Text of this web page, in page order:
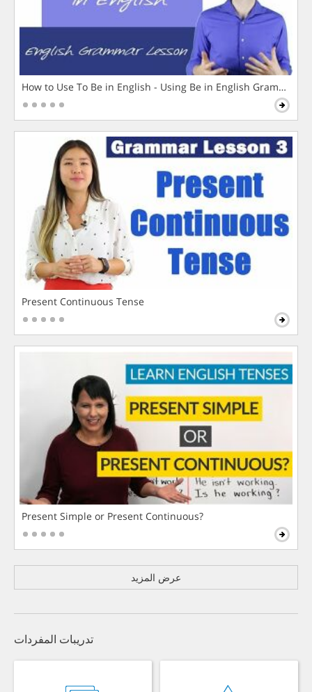
How to Use To Be in English - Using Be in English Grammar
Present Continuous Tense
Present Simple or Present Continuous?
عرض المزيد
تدريبات المفردات